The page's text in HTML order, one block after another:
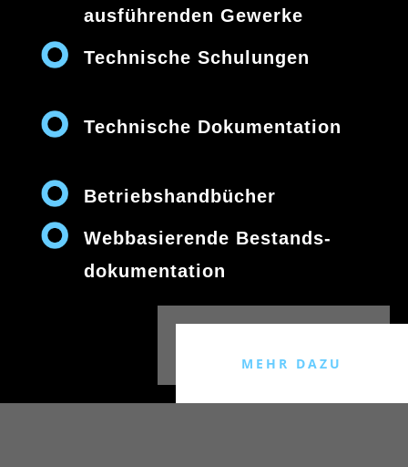
ausführenden Gewerke
Technische Schulungen
Technische Dokumentation
Betriebshandbücher
Webbasierende Bestands­
dokumentation
MEHR DAZU